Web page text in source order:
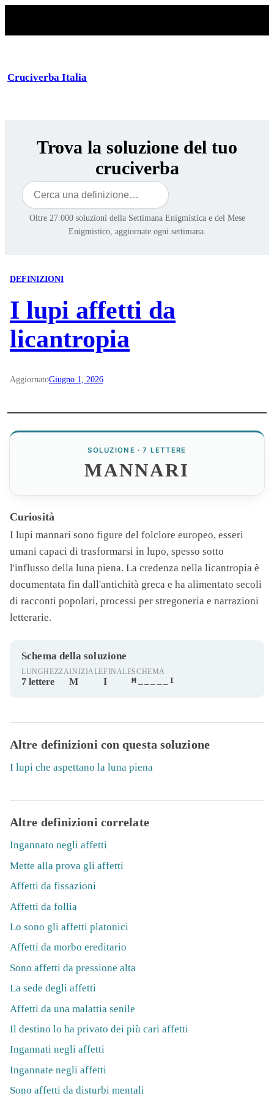
Cruciverba Italia
Trova la soluzione del tuo
cruciverba
Cerca
Oltre 27.000 soluzioni della Settimana Enigmistica e del Mese
Enigmistico, aggiornate ogni settimana.
DEFINIZIONI
I lupi affetti da
licantropia
AggiornatoGiugno 1, 2026
SOLUZIONE · 7 LETTERE
MANNARI
Curiosità
I lupi mannari sono figure del folclore europeo, esseri
umani capaci di trasformarsi in lupo, spesso sotto
l'influsso della luna piena. La credenza nella licantropia è
documentata fin dall'antichità greca e ha alimentato secoli
di racconti popolari, processi per stregoneria e narrazioni
letterarie.
Schema della soluzione
LUNGHEZZA
7 lettere
INIZIALE
M
FINALE
I
SCHEMA
M_____I
Altre definizioni con questa soluzione
I lupi che aspettano la luna piena
Altre definizioni correlate
Ingannato negli affetti
Mette alla prova gli affetti
Affetti da fissazioni
Affetti da follia
Lo sono gli affetti platonici
Affetti da morbo ereditario
Sono affetti da pressione alta
La sede degli affetti
Affetti da una malattia senile
Il destino lo ha privato dei più cari affetti
Ingannati negli affetti
Ingannate negli affetti
Sono affetti da disturbi mentali